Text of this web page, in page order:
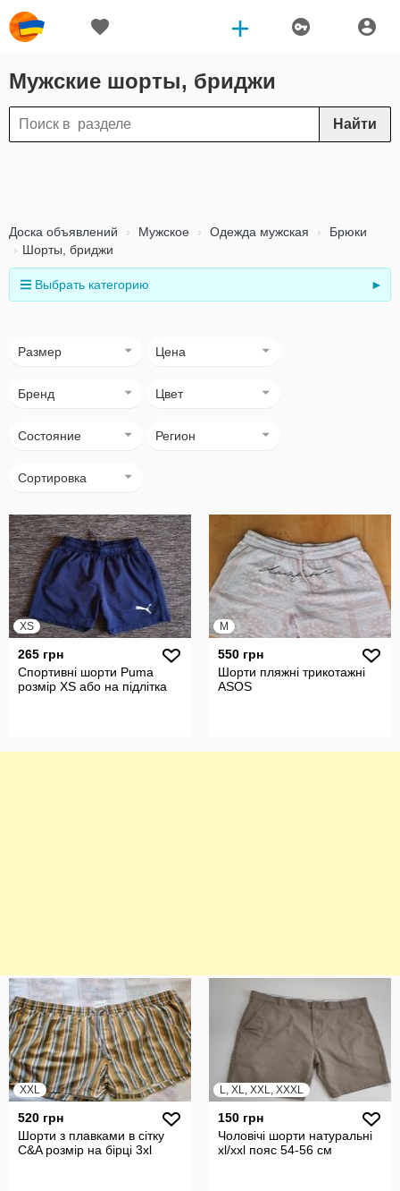
Мужские шорты, бриджи
Найти
Доска объявлений Мужское Одежда мужская
Брюки
Шорты, бриджи
Выбрать категорию ►
Размер Цена
Бренд Цвет
Состояние Регион
Сортировка
XS
265 грн
Спортивні шорти Puma
розмір XS або на підлітка
M
550 грн
Шорти пляжні трикотажні
ASOS
XXL
520 грн
Шорти з плавками в сітку
C&A розмір на бірці 3xl
L, XL, XXL, XXXL
150 грн
Чоловічі шорти натуральні
xl/xxl пояс 54-56 см